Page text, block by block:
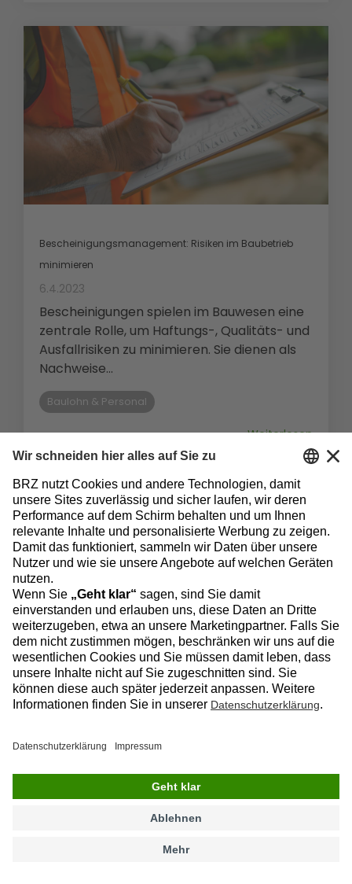
Bescheinigungsmanagement: Risiken im Baubetrieb
minimieren
6.4.2023
Bescheinigungen spielen im Bauwesen eine
zentrale Rolle, um Haftungs-, Qualitäts- und
Ausfallrisiken zu minimieren. Sie dienen als
Nachweise...
Baulohn & Personal
Weiterlesen
Arbeitszeitregelung am Bau: Sommer- und Winterzeiten
15.7.2025
Baubetriebe verbindlich im
Bundesrahmentarifvertrag für das
Baugewerbe (BRTV-Bau) geregelt.